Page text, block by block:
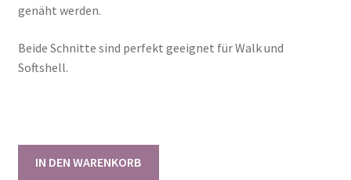
genäht werden.
Beide Schnitte sind perfekt geeignet für Walk und
Softshell.
IN DEN WARENKORB